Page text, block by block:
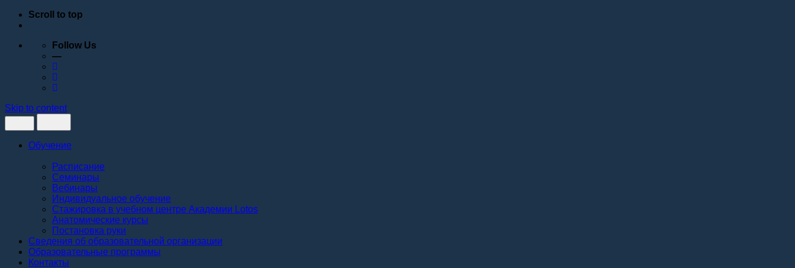
Scroll to top
Follow Us
—
Skip to content
Обучение
Расписание
Семинары
Вебинары
Индивидуальное обучение
Стажировка в учебном центре Академии Lotos
Анатомические курсы
Постановка руки
Сведения об образовательной организации
Образовательные программы
Контакты